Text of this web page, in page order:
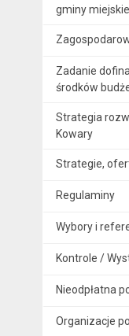
gminy
Zadanie
środków
Strategia
Kowary
Strategie,
Regulaminy
Wybory i
Kontrole /
Nieodpłatna
Organizacje